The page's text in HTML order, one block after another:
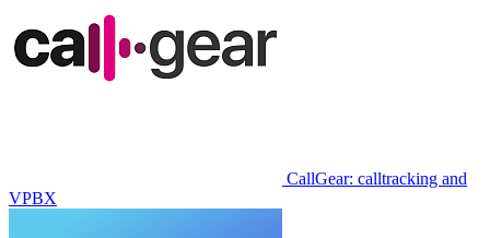
CallGear: calltracking and
VPBX